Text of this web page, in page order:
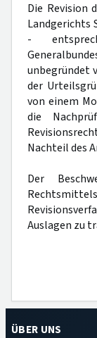
Die Revision
Landgerichts
-
unbegründet
der
von einem
die
Nachteil des
Der
Auslagen zu
ÜBER UNS